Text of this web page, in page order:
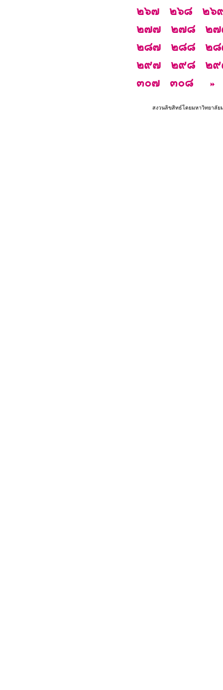
๒๖๗
๒๖๘
๒๖
๒๗๗
๒๗๘
๒
๒๘๗
๒๘๘
๒
๒๙๗
๒๙๘
๒
๓๐๗
๓๐๘
สงวนลิขสิทธ์โดยมหาวิทยาลั